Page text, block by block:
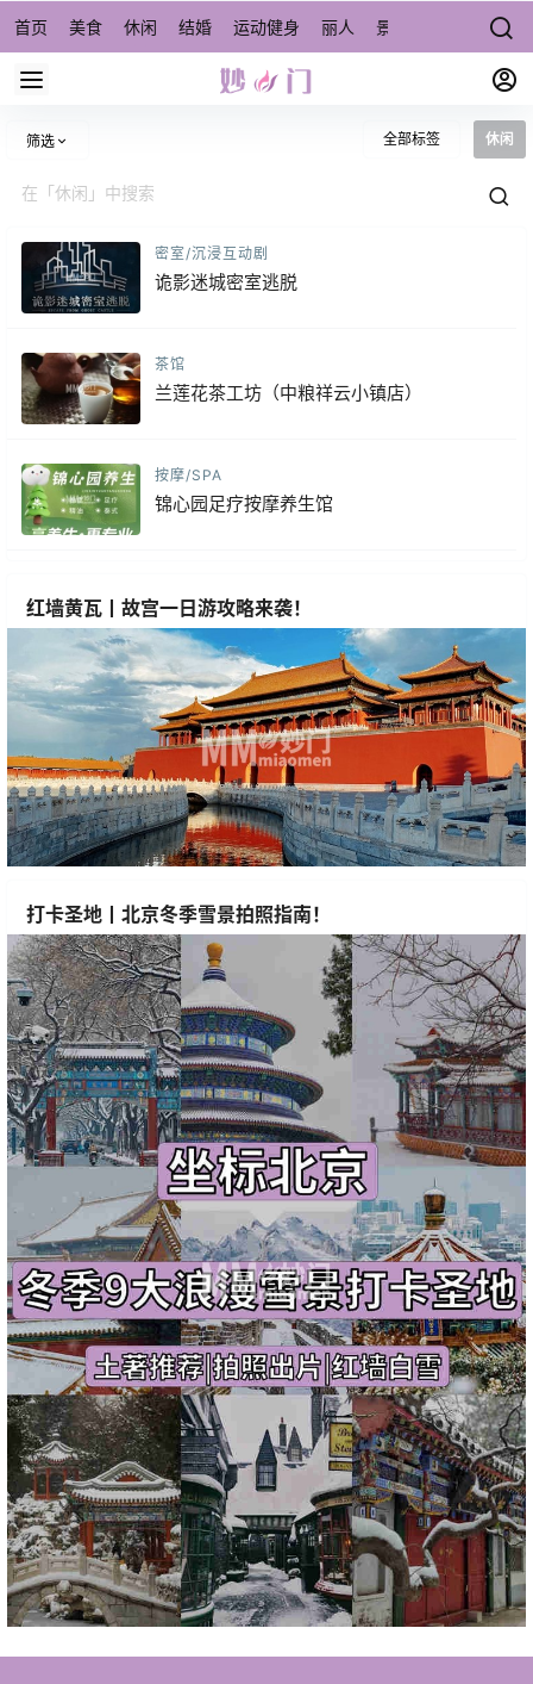
首页 美食 休闲 结婚 运动健身 丽人 景点/周边游 宠物
筛选 全部标签 休闲
密室/沉浸互动剧
诡影迷城密室逃脱
茶馆
兰莲花茶工坊（中粮祥云小镇店）
按摩/SPA
锦心园足疗按摩养生馆
红墙黄瓦丨故宫一日游攻略来袭！
打卡圣地丨北京冬季雪景拍照指南！